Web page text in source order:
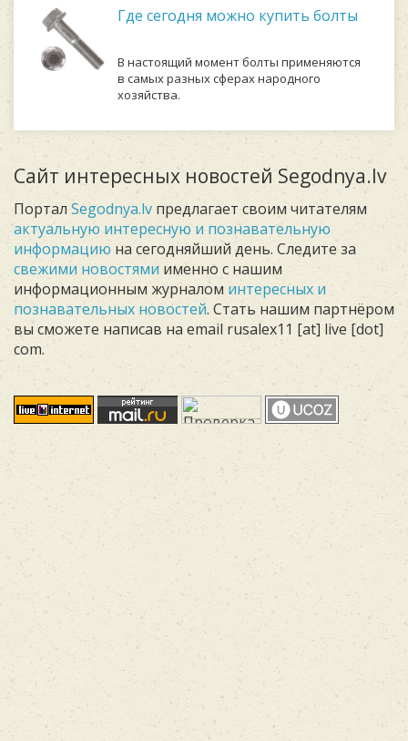
Где сегодня можно купить болты
В настоящий момент болты применяются
в самых разных сферах народного
хозяйства.
Сайт интересных новостей Segodnya.lv
Портал Segodnya.lv предлагает своим читателям
актуальную интересную и познавательную
информацию на сегодняйший день. Следите за
свежими новостями именно с нашим
информационным журналом интересных и
познавательных новостей. Стать нашим партнёром
вы сможете написав на email rusalex11 [at] live [dot]
com.